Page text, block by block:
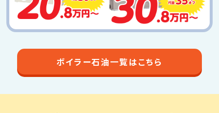
ボイラー石油一覧はこちら